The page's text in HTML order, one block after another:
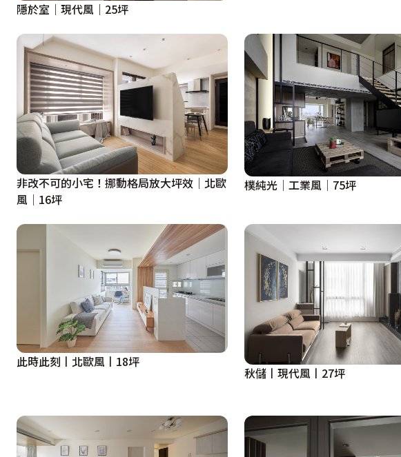
隱於室｜現代風｜25坪
非改不可的小宅！挪動格局放大坪效│北歐
風│16坪
樸純光│工業風│75坪
此時此刻丨北歐風丨18坪
秋儲丨現代風丨27坪